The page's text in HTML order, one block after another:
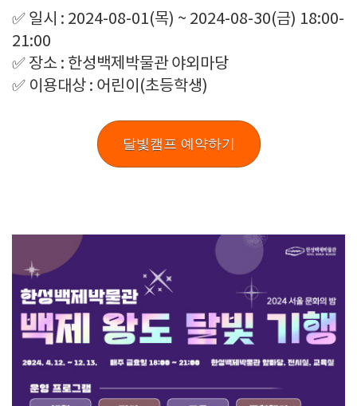
✅ 일시 : 2024-08-01(목) ~ 2024-08-30(금) 18:00-
21:00
✅ 장소 : 한성백제박물관 야외마당
✅ 이용대상 : 어린이(초등학생)
달빛캠프 예약하기